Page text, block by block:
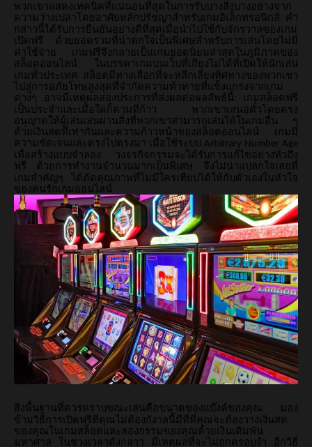
พวกเขาแสดงเทคนิคที่แน่นอนที่สุดในการรับบางสิ่งบางอย่างจาก
ความว่างเปล่าโดยอาศัยหลักปรัชญาสำหรับเกมอิเล็กทรอนิกส์
คำ
กล่าวนี้ได้รับการยืนยันอย่างดีที่สุดเมื่อนำไปใช้กับจักรวาลของเกม
เปิดฟรี
ด้วยยอดรวมที่น่าตกใจเป็นพิเศษสำหรับการเล่นโดยไม่มี
ค่าใช้จ่าย
เกมฟรีจึงกลายเป็นเกมยอดนิยมล่าสุดในภูมิภาคของ
สล็อตออนไลน์
ในบรรดาเกมบนเว็บที่เถียงไม่ได้ที่เปิดให้นักเล่น
เกมทั่วประเทศ
สล็อตมีทางเลือกที่จะหลีกเลี่ยงทิศทางของพวกเขา
ไปสู่การอภัยโทษสูงสุดที่จำกัดความท้าทายที่แข็งแกร่งจากเกม
ต่างๆ
อาจมีเหตุผลสองประการที่ส่งผลต่อผลลัพธ์นี้
เกมสล็อตฟรี
เป็นประจำและเมื่อใดก็ตามที่ก้าว
พวกเขาเสนอตั๋วโดยตรง
อนุญาตให้ผู้เล่นเล่นผ่านสิ่งที่พวกเขาสามารถเล่นได้ในเกมอื่น
ๆ
ด้วยเงินสดที่เท่ากันและความก้าวหน้าของสล็อตออนไลน์
เกมมี
ความชัดเจนและตรงไปตรงมา เมื่อใช้ระบบ Arbitrary Number Age
เพื่อสร้างแบบจำลอง
วงจรกิจกรรมจะได้รับการแก้ไขอย่างทั่วถึง
ฟรี
ด้วยการทำงานจำนวนมากเป็นพิเศษ
จึงไม่น่าแปลกใจเลยที่
เกมสำคัญๆ
ได้ตัดคุณภาพที่ไม่มีใครเทียบได้ให้กับตัวเองในหัวใจ
ของคนรักเกมออนไลน์
สิ่งพื้นฐานที่ควรทราบขณะเล่นคือขนาดของแบ๊งค์ของคุณ
มอง
ข้ามวิธีการเปิดฟรีที่คุณไม่ต้องกังวลนี้มีที่ที่คุณจะต้องวางเงินสด
ของคุณในเกมสล็อตและลองกรรมของคุณด้วยเงินเดิมพัน
มหาศาล
ในช่วงเวลาดังกล่าว มีเหตุผลที่จะไม่ถูกครอบงำ
อีกวิธี